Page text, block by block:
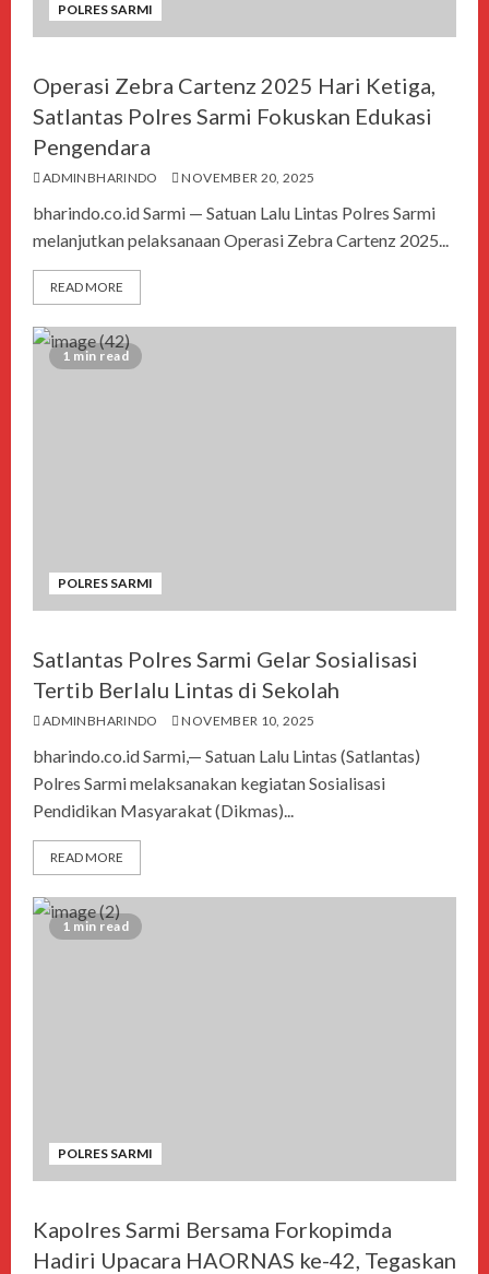
POLRES SARMI
Operasi Zebra Cartenz 2025 Hari Ketiga,
Satlantas Polres Sarmi Fokuskan Edukasi
Pengendara
ADMINBHARINDO NOVEMBER 20, 2025
bharindo.co.id Sarmi — Satuan Lalu Lintas Polres Sarmi
melanjutkan pelaksanaan Operasi Zebra Cartenz 2025...
READ MORE
1 min read
POLRES SARMI
Satlantas Polres Sarmi Gelar Sosialisasi
Tertib Berlalu Lintas di Sekolah
ADMINBHARINDO NOVEMBER 10, 2025
bharindo.co.id Sarmi,— Satuan Lalu Lintas (Satlantas)
Polres Sarmi melaksanakan kegiatan Sosialisasi
Pendidikan Masyarakat (Dikmas)...
READ MORE
1 min read
POLRES SARMI
Kapolres Sarmi Bersama Forkopimda
Hadiri Upacara HAORNAS ke-42, Tegaskan